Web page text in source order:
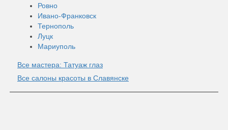
Ровно
Ивано-Франковск
Тернополь
Луцк
Мариуполь
Все мастера: Татуаж глаз
Все салоны красоты в Славянске